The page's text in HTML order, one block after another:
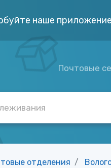
наше
Почтовые
отделения